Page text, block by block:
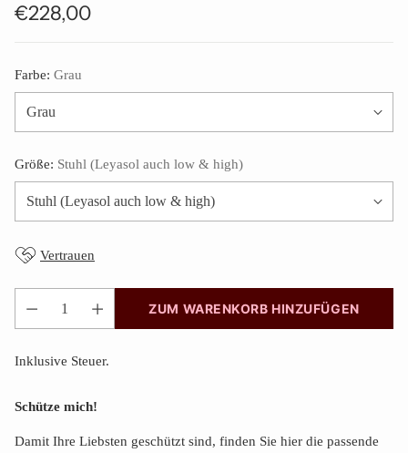
Normaler
€228,00
Farbe: Grau
Größe: Stuhl (Leyasol auch low & high)
Vertrauen
Anzahl
ZUM WARENKORB HINZUFÜGEN
Inklusive Steuer.
Schütze mich!
Damit Ihre Liebsten geschützt sind, finden Sie hier die passende